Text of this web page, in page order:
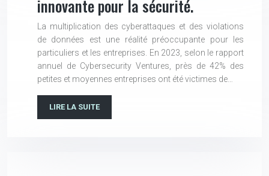
innovante pour la sécurité.
La multiplication des cyberattaques et des violations
de données est une réalité préoccupante pour les
particuliers et les entreprises. En 2023, selon le rapport
annuel de Cybersecurity Ventures, près de 42% des
petites et moyennes entreprises ont été victimes de…
LIRE LA SUITE